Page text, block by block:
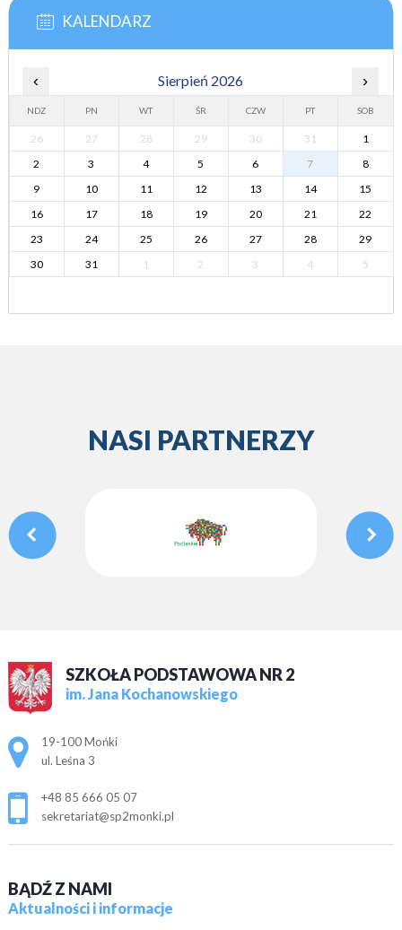
KALENDARZ
‹ Sierpień 2026 ›
NDZ PN WT ŚR CZW PT SOB
26 27 28 29 30 31
1
2
3 4 5 6 7
8
9
10 11 12 13 14
15
16
17 18 19 20 21
22
23
24 25 26 27 28
29
30
31 1 2 3 4 5
NASI PARTNERZY
SZKOŁA PODSTAWOWA NR 2
im. Jana Kochanowskiego
Adres pocztowy:
19-100 Mońki
ul. Leśna 3
+48 85 666 05 07
sekretariat@sp2monki.pl
BĄDŹ Z NAMI
Aktualności i informacje